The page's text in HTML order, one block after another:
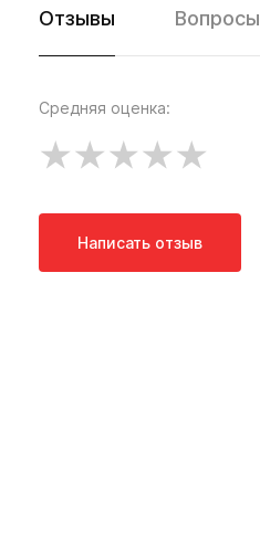
Отзывы Вопросы
Средняя оценка:
Написать отзыв